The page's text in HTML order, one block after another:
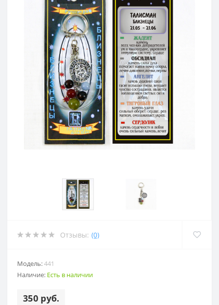
Отзывы: (0)
Модель:441
Наличие: Есть в наличии
350 руб.